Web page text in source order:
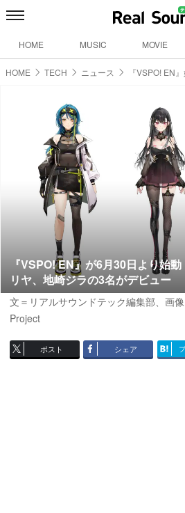
HOME MUSIC MOVIE
HOME TECH ニュース 『VSPO! EN
『VSPO! EN』が6月30日より始
リヤ、地崎ジラの3名がデビュー
文＝リアルサウンドテック編集部、画
Project
ポスト シェア